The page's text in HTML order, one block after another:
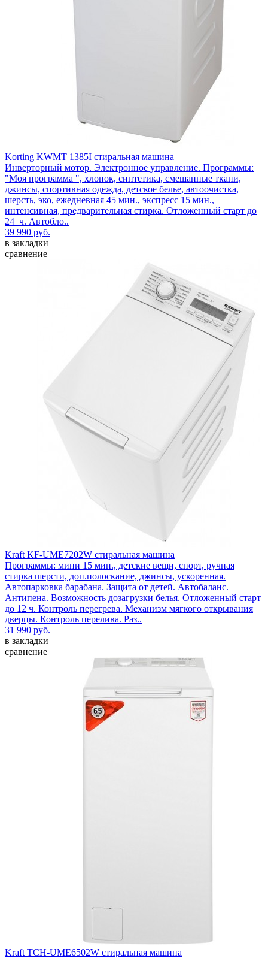
Korting KWMT 1385I стиральная машина
Инверторный мотор. Электронное управление. Программы:
"Моя программа ", хлопок, синтетика, смешанные ткани,
джинсы, спортивная одежда, детское белье, автоочистка,
шерсть, эко, ежедневная 45 мин., экспресс 15 мин.,
интенсивная, предварительная стирка. Отложенный старт до
24 ч. Автобло..
39 990 руб.
в закладки
сравнение
Kraft KF-UME7202W стиральная машина
Программы: мини 15 мин., детские вещи, спорт, ручная
стирка шерсти, доп.полоскание, джинсы, ускоренная.
Автопарковка барабана. Защита от детей. Автобаланс.
Антипена. Возможность дозагрузки белья. Отложенный старт
до 12 ч. Контроль перегрева. Механизм мягкого открывания
дверцы. Контроль перелива. Раз..
31 990 руб.
в закладки
сравнение
Kraft TCH-UME6502W стиральная машина